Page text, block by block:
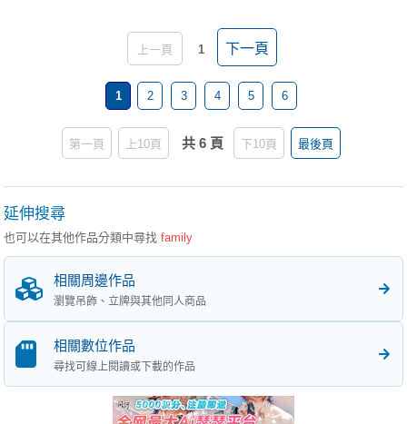
上一頁 1 下一頁
1 2 3 4 5 6
第一頁 上10頁 共 6 頁 下10頁 最後頁
延伸搜尋
也可以在其他作品分類中尋找family
相關周邊作品
瀏覽吊飾、立牌與其他同人商品
相關數位作品
尋找可線上閱讀或下載的作品